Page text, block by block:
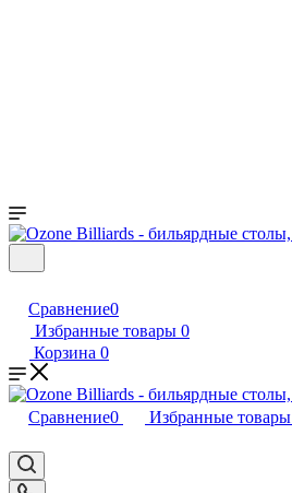
Сравнение0
Избранные товары 0
Корзина 0
Сравнение0 Избранные товары